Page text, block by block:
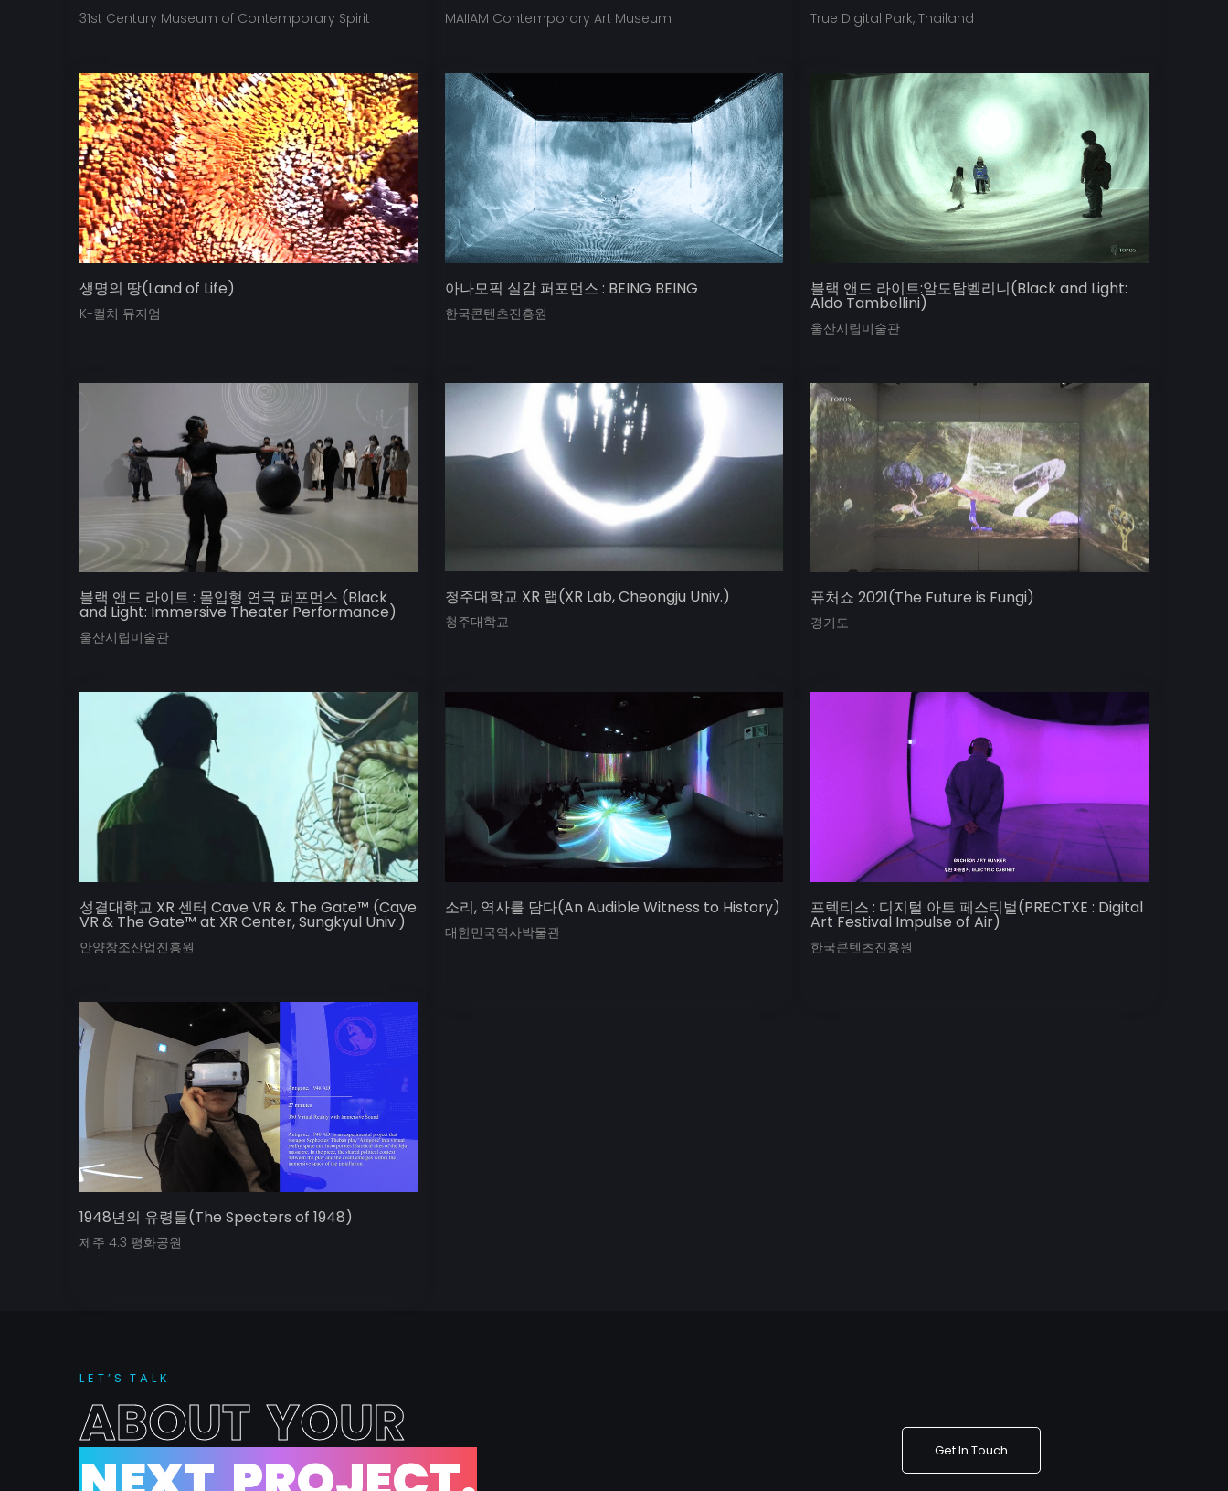
31st Century Museum of Contemporary Spirit MAIIAM Contemporary Art Museum True Digital Park, Thailand
생명의 땅(Land of Life)
K-컬처 뮤지엄
아나모픽 실감 퍼포먼스 : BEING BEING
한국콘텐츠진흥원
블랙 앤드 라이트:알도탐벨리니(Black and Light:
Aldo Tambellini)
울산시립미술관
블랙 앤드 라이트 : 몰입형 연극 퍼포먼스 (Black
and Light: Immersive Theater Performance)
울산시립미술관
청주대학교 XR 랩(XR Lab, Cheongju Univ.)
청주대학교
퓨처쇼 2021(The Future is Fungi)
경기도
성결대학교 XR 센터 Cave VR & The Gate™ (Cave
VR & The Gate™ at XR Center, Sungkyul Univ.)
안양창조산업진흥원
소리, 역사를 담다(An Audible Witness to History)
대한민국역사박물관
프렉티스 : 디지털 아트 페스티벌(PRECTXE : Digital
Art Festival Impulse of Air)
한국콘텐츠진흥원
1948년의 유령들(The Specters of 1948)
제주 4.3 평화공원
LE T ’ S T A LK
ABOUT YOUR
Get In Touch